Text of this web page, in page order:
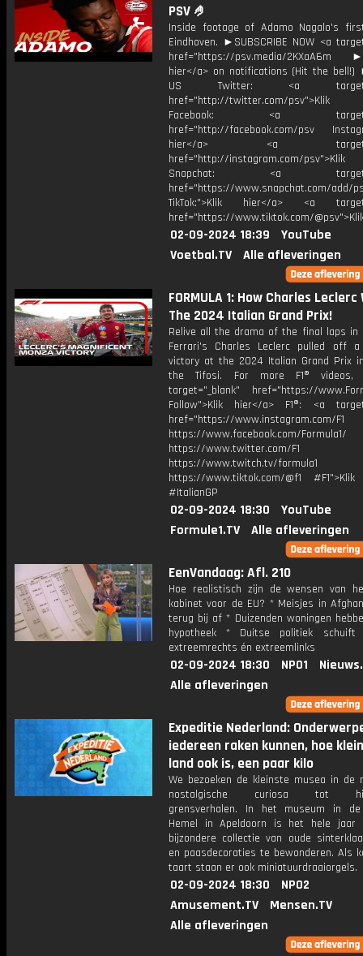
PSV 🤌
Inside footage of Adamo Nagalo's
Eindhoven. ►SUBSCRIBE NOW <a
href="https://psv.media/2KXaA6m
hier</a> on notifications (Hit the bell!)
US Twitter: <a
href="http://twitter.com/psv">Klik
Facebook: <a
href="http://facebook.com/psv
hier</a> <a
href="http://instagram.com/
Snapchat: <a
href="https://www.snapchat.com/add/
TikTok:">Klik hier</a> <a
href="https://www.tiktok.com/
02-09-2024 18:39
YouTube
Voetbal.TV
Alle afleveringen
FORMULA 1: How Charles Leclerc
The 2024 Italian Grand Prix!
Relive all the drama of the final laps in
Ferrari's Charles Leclerc pulled off a
victory at the 2024 Italian Grand Prix
the Tifosi. For more F1®
target="_blank" href="https://
Follow">Klik hier</a> F1®: <a
href="https://www.instagram.com/F1
https://www.facebook.com/Formula1/
https://www.twitter.com/F1
https://www.twitch.tv/formula1
https://www.tiktok.com/@f1
#ItalianGP
02-09-2024 18:30
YouTube
Formule1.TV
Alle afleveringen
EenVandaag: Afl. 210
Hoe realistisch zijn de wensen van
kabinet voor de EU? * Meisjes in
terug bij af * Duizenden woningen
hypotheek * Duitse politiek
extreemrechts én extreemlinks
02-09-2024 18:30 NPO1
Alle afleveringen
Expeditie Nederland:
iedereen raken kunnen, hoe
land ook is, een paar kilo
We bezoeken de kleinste musea in de
nostalgische curiosa tot
grensverhalen. In het museum in de
Hemel in Apeldoorn is het hele jaar
bijzondere collectie van oude
en paasdecoraties te bewonderen. Als
taart staan er ook miniatuurdraaiorgels.
02-09-2024 18:30
NPO2
Amusement.TV
Mensen.TV
Alle afleveringen